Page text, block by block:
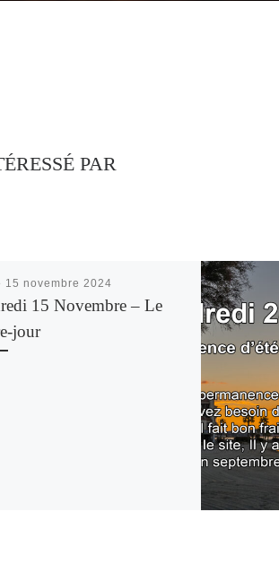
PAR
15 novembre 2024
15 Novembre – Le
jour